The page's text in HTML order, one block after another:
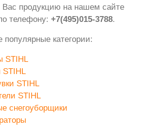
продукцию на нашем сайте
телефону: +7(495)015-3788.
популярные категории:
STIHL
STIHL
STIHL
снегоуборщики